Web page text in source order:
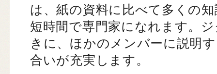
は、紙の資料に比べて多くの
短時間で専門家になれます。
きに、ほかのメンバーに説明
合いが充実します。